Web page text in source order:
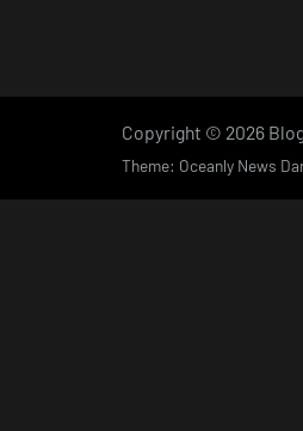
Copyright © 2026
Theme: Oceanly News